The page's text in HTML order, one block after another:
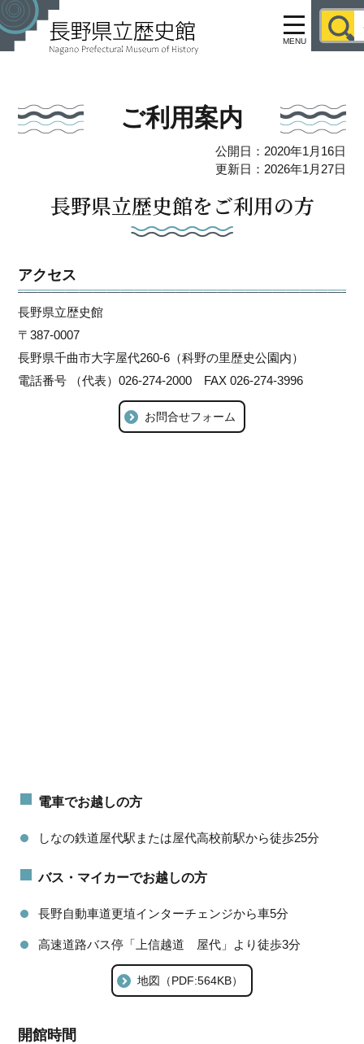
MENU
ご利用案内
公開日：2020年1月16日
更新日：2026年1月27日
長野県立歴史館をご利用の方
アクセス
長野県立歴史館
〒387-0007
長野県千曲市大字屋代260-6（科野の里歴史公園内）
電話番号 （代表）026-274-2000 FAX 026-274-3996
お問合せフォーム
電車でお越しの方
しなの鉄道屋代駅または屋代高校前駅から徒歩25分
バス・マイカーでお越しの方
長野自動車道更埴インターチェンジから車5分
高速道路バス停「上信越道 屋代」より徒歩3分
地図（PDF:564KB）
開館時間